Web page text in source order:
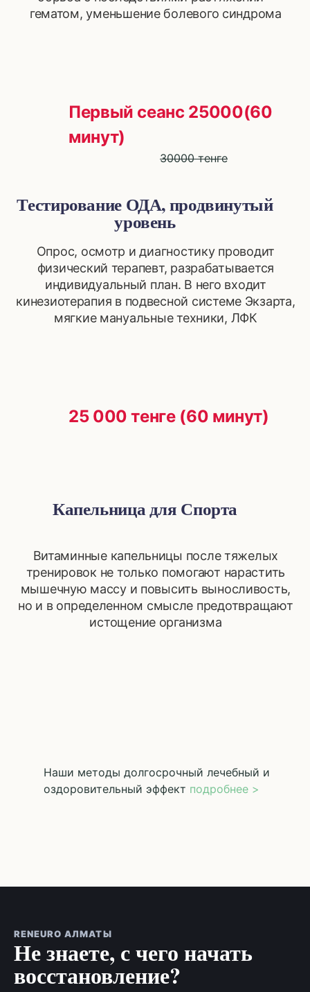
гематом, уменьшение болевого синдрома
Первый сеанс 25000(60
минут)
30000 тенге
Тестирование ОДА, продвинутый
уровень
Опрос, осмотр и диагностику проводит
физический терапевт, разрабатывается
индивидуальный план. В него входит
кинезиотерапия в подвесной системе Экзарта,
мягкие мануальные техники, ЛФК
25 000 тенге (60 минут)
Капельница для Спорта
Витаминные капельницы после тяжелых
тренировок не только помогают нарастить
мышечную массу и повысить выносливость,
но и в определенном смысле предотвращают
истощение организма
Наши методы долгосрочный лечебный и
оздоровительный эффект подробнее >
RENEURO АЛМАТЫ
Не знаете, с чего начать
восстановление?